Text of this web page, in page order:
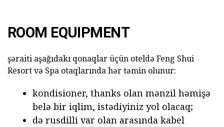
ROOM EQUIPMENT
şəraiti aşağıdakı qonaqlar üçün oteldə Feng Shui
Resort və Spa otaqlarında hər təmin olunur:
kondisioner, thanks olan mənzil həmişə
belə bir iqlim, istədiyiniz yol olacaq;
də rusdilli var olan arasında kabel